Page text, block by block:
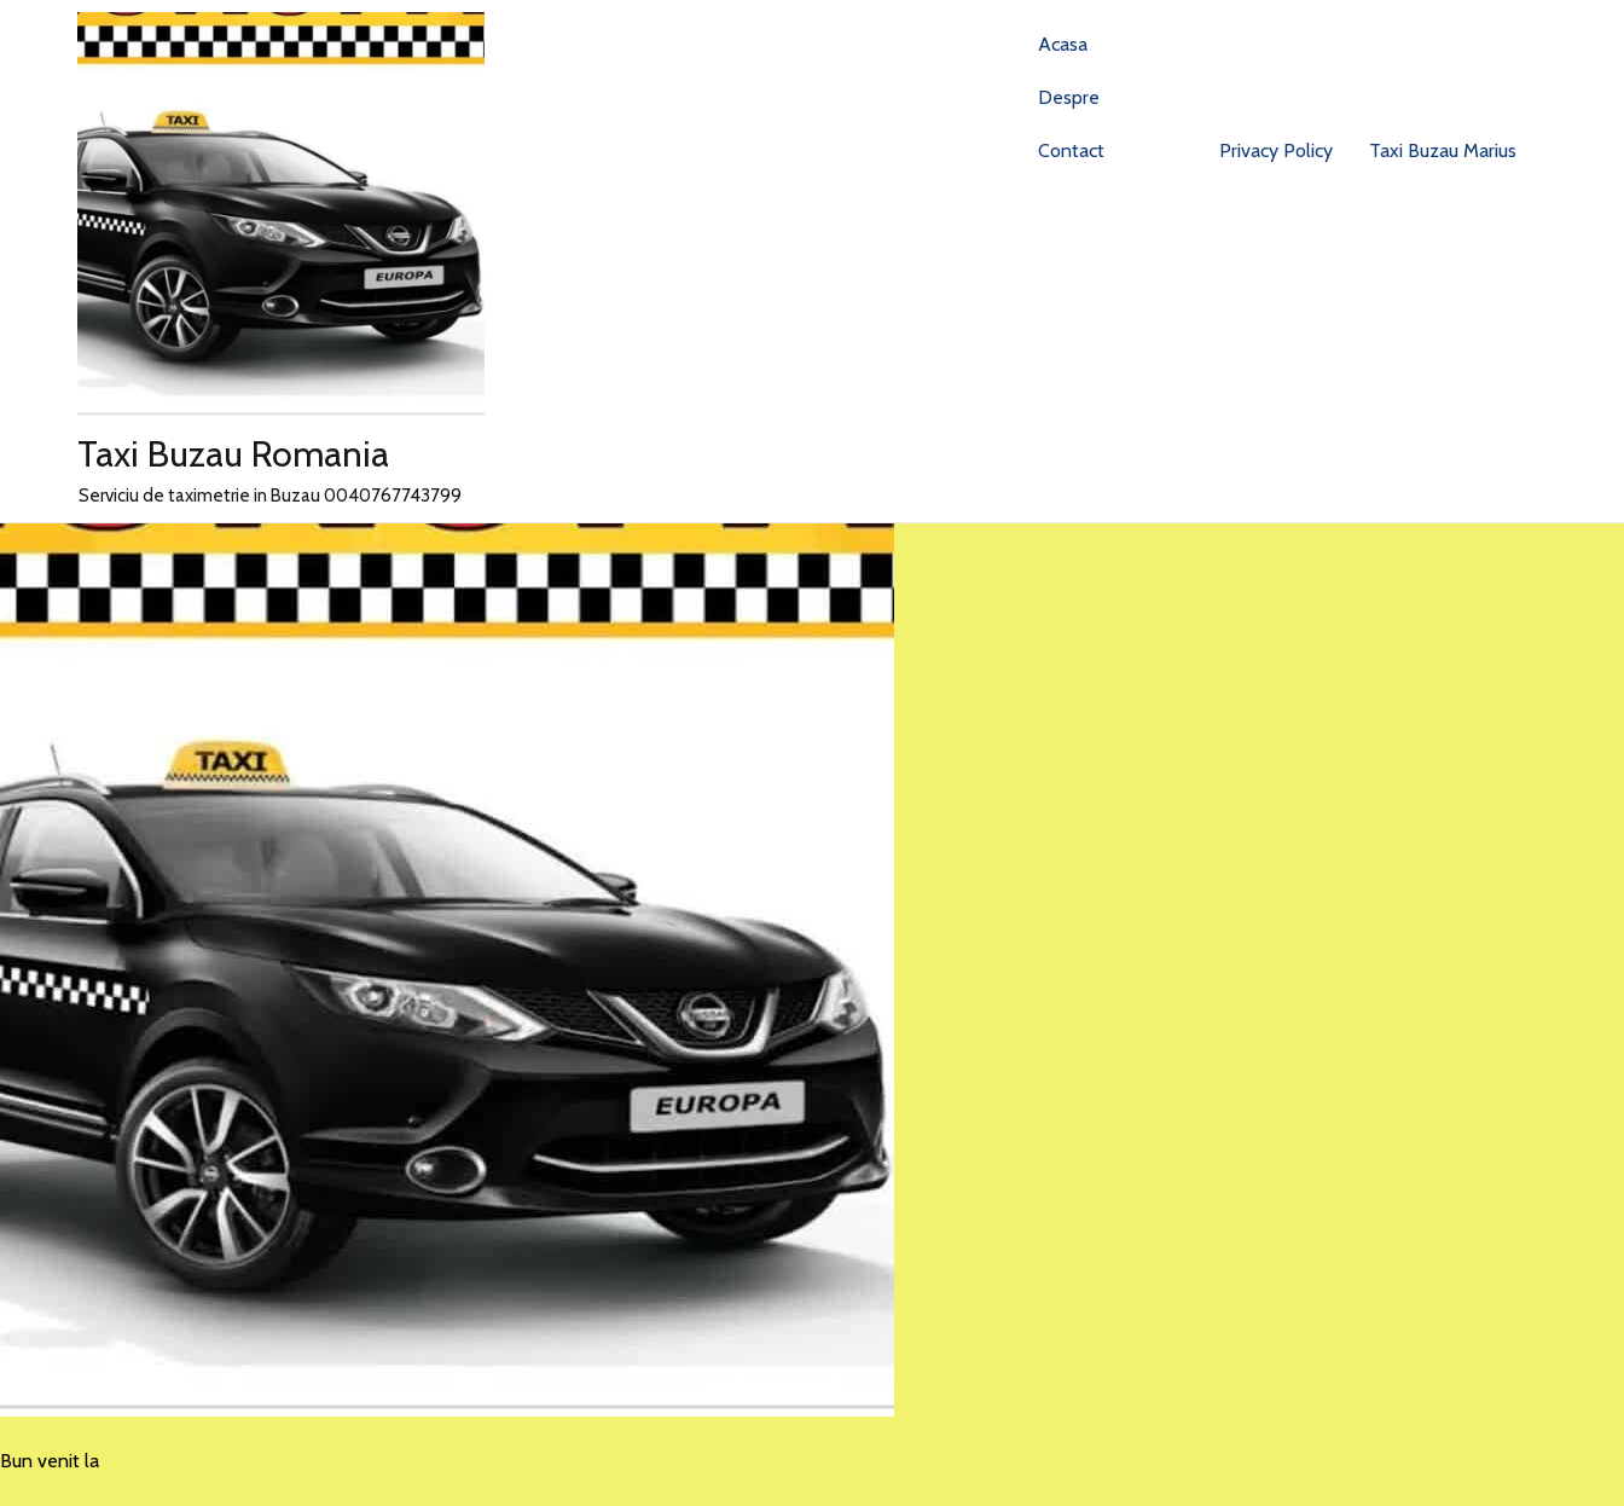
Taxi Buzau Romania
Serviciu de taximetrie in Buzau 0040767743799
Acasa
Despre
Contact Privacy Policy Taxi Buzau Marius
Bun venit la